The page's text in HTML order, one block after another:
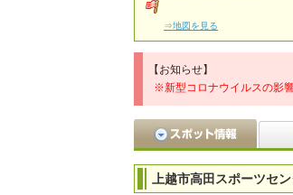
⇒地図を見る
【お知らせ】
※新型コロナウイルスの影
上越市高田スポーツセ